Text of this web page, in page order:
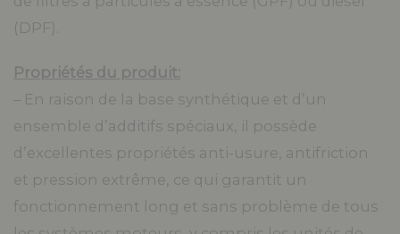
(DPF).
Propriétés du produit:
– En raison de la base synthétique et d’un
ensemble d’additifs spéciaux, il possède
d’excellentes propriétés anti-usure, antifriction
et pression extrême, ce qui garantit un
fonctionnement long et sans problème de tous